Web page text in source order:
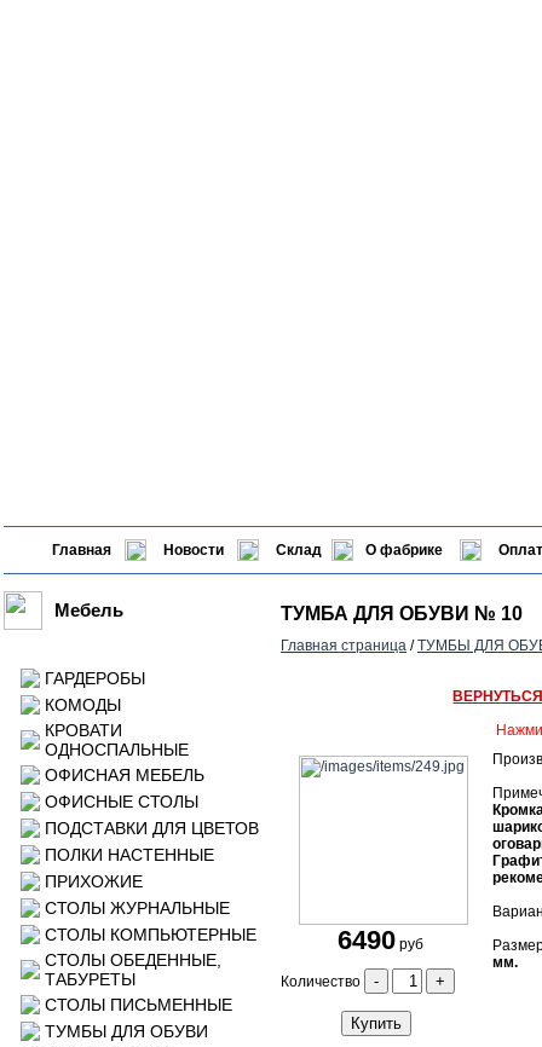
Главная Новости Склад О фабрике
Мебель
ГАРДЕРОБЫ
КОМОДЫ
КРОВАТИ
ОДНОСПАЛЬНЫЕ
ОФИСНАЯ МЕБЕЛЬ
ОФИСНЫЕ СТОЛЫ
ПОДСТАВКИ ДЛЯ ЦВЕТОВ
ПОЛКИ НАСТЕННЫЕ
ПРИХОЖИЕ
СТОЛЫ ЖУРНАЛЬНЫЕ
СТОЛЫ КОМПЬЮТЕРНЫЕ
СТОЛЫ ОБЕДЕННЫЕ,
ТАБУРЕТЫ
СТОЛЫ ПИСЬМЕННЫЕ
ТУМБЫ ДЛЯ ОБУВИ
ТУМБА ДЛЯ ОБУВИ № 10
Главная страница /ТУМБЫ ДЛЯ
6490 руб
Количество - +
Купить
мм.